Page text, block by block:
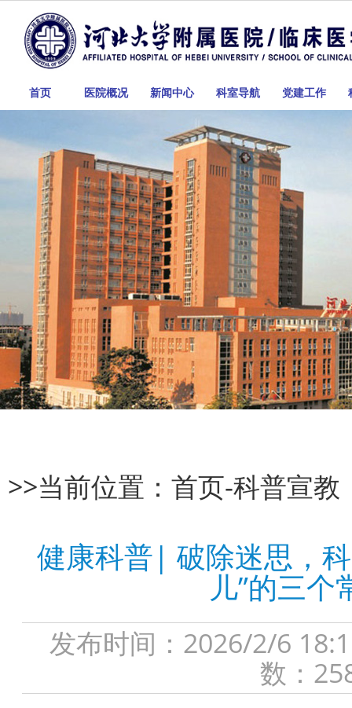
首页 医院概况 新闻中心 科室导航 党建工作
>>当前位置： 首页-科普宣教
健康科普| 破除迷思，
儿”的三个
发布时间：2026/2/
数：